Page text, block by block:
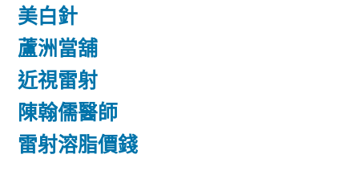
美白針
蘆洲當舖
近視雷射
陳翰儒醫師
雷射溶脂價錢